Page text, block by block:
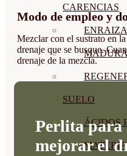
CARENCIAS
SUELO
ÁCIDOS
Modo de empleo y
Mezclar con el sustrato en
drenaje que se busque.
drenaje de la mezcla.
Perlita para
mejorar el